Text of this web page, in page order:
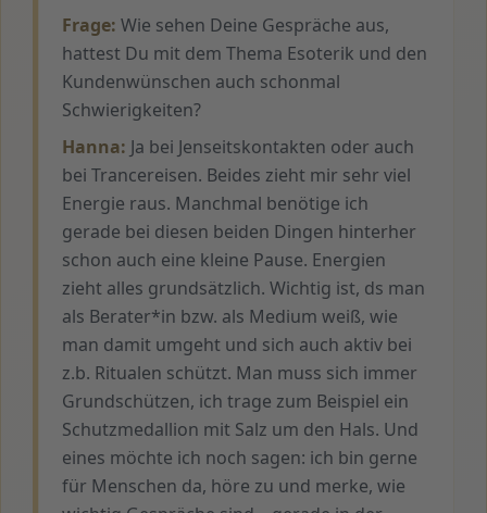
Frage: Wie sehen Deine Gespräche aus,
hattest Du mit dem Thema Esoterik und den
Kundenwünschen auch schonmal
Schwierigkeiten?
Hanna: Ja bei Jenseitskontakten oder auch
bei Trancereisen. Beides zieht mir sehr viel
Energie raus. Manchmal benötige ich
gerade bei diesen beiden Dingen hinterher
schon auch eine kleine Pause. Energien
zieht alles grundsätzlich. Wichtig ist, ds man
als Berater*in bzw. als Medium weiß, wie
man damit umgeht und sich auch aktiv bei
z.b. Ritualen schützt. Man muss sich immer
Grundschützen, ich trage zum Beispiel ein
Schutzmedallion mit Salz um den Hals. Und
eines möchte ich noch sagen: ich bin gerne
für Menschen da, höre zu und merke, wie